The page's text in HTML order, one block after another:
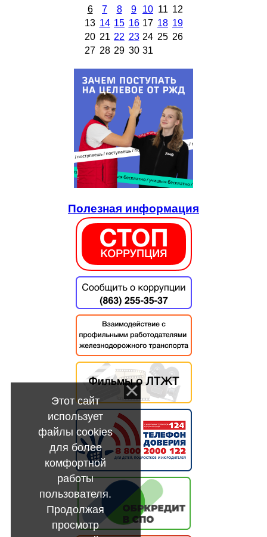
6
7 8 9 10 11 12
13 14 15 16 17 18 19
20 21 22 23 24 25 26
27 28 29 30 31
Полезная информация
Этот сайт
использует
файлы cookies
для более
комфортной
работы
пользователя.
Продолжая
просмотр